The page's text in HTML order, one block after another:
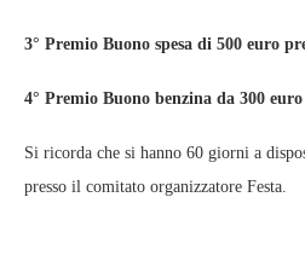
3° Premio Buono spesa di 500 euro
4° Premio Buono benzina da 300 euro
Si ricorda che si hanno 60 giorni a
presso il comitato organizzatore Festa.